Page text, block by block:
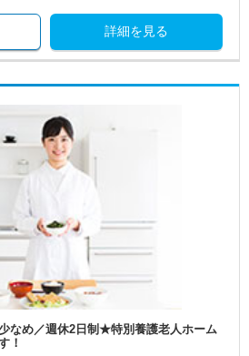
詳細を見る
なめ／週休2日制★特別養護老人ホーム
！